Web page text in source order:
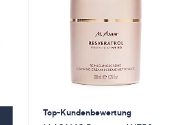
Top-Kundenbewertung